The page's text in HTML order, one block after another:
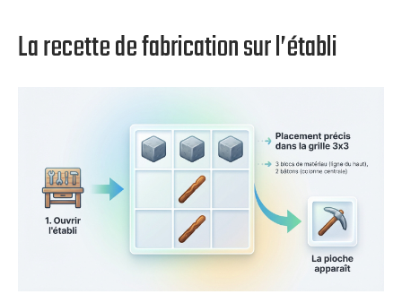
La recette de fabrication sur l’établi